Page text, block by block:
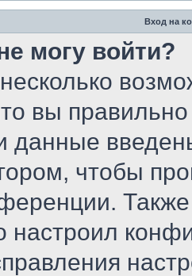
Вход на
могу войти?
вы
данные
чтобы
настроил